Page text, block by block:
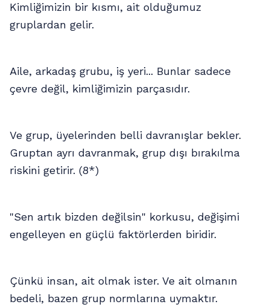
Kimliğimizin bir kısmı, ait olduğumuz
gruplardan gelir.
Aile, arkadaş grubu, iş yeri... Bunlar sadece
çevre değil, kimliğimizin parçasıdır.
Ve grup, üyelerinden belli davranışlar bekler.
Gruptan ayrı davranmak, grup dışı bırakılma
riskini getirir. (8*)
"Sen artık bizden değilsin" korkusu, değişimi
engelleyen en güçlü faktörlerden biridir.
Çünkü insan, ait olmak ister. Ve ait olmanın
bedeli, bazen grup normlarına uymaktır.